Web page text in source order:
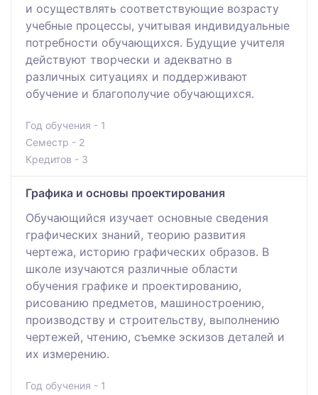
и осуществлять соответствующие возрасту
учебные процессы, учитывая индивидуальные
потребности обучающихся. Будущие учителя
действуют творчески и адекватно в
различных ситуациях и поддерживают
обучение и благополучие обучающихся.
Год обучения - 1
Семестр - 2
Кредитов - 3
Графика и основы проектирования
Обучающийся изучает основные сведения
графических знаний, теорию развития
чертежа, историю графических образов. В
школе изучаются различные области
обучения графике и проектированию,
рисованию предметов, машиностроению,
производству и строительству, выполнению
чертежей, чтению, съемке эскизов деталей и
их измерению.
Год обучения - 1